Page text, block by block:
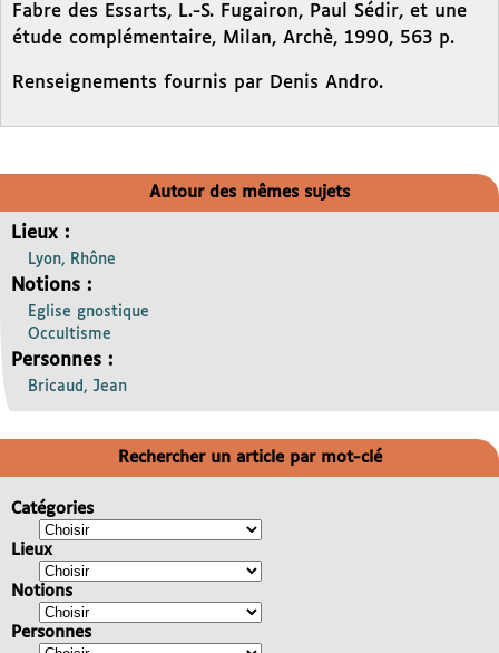
Fabre des Essarts, L.-S. Fugairon, Paul Sédir, et une
étude complémentaire, Milan, Archè, 1990, 563 p.
Renseignements fournis par Denis Andro.
Autour des mêmes sujets
Lieux :
Lyon, Rhône
Notions :
Eglise gnostique
Occultisme
Personnes :
Bricaud, Jean
Rechercher un article par mot-clé
Catégories
Lieux
Notions
Personnes